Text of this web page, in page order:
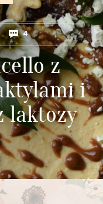
4
z
i
laktozy